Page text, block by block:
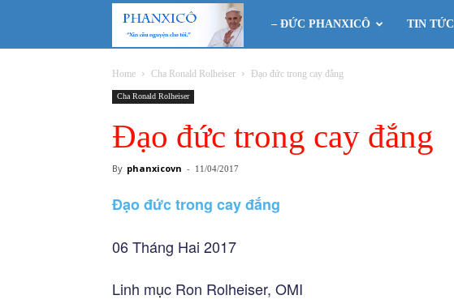
Phanxicô
– ĐỨC PHANXICÔ TIN TỨC
Home Cha Ronald Rolheiser Đạo đức trong cay đắng
Cha Ronald Rolheiser
Đạo đức trong cay đắng
By phanxicovn - 11/04/2017
Đạo đức trong cay đắng
06 Tháng Hai 2017
Linh mục Ron Rolheiser, OMI